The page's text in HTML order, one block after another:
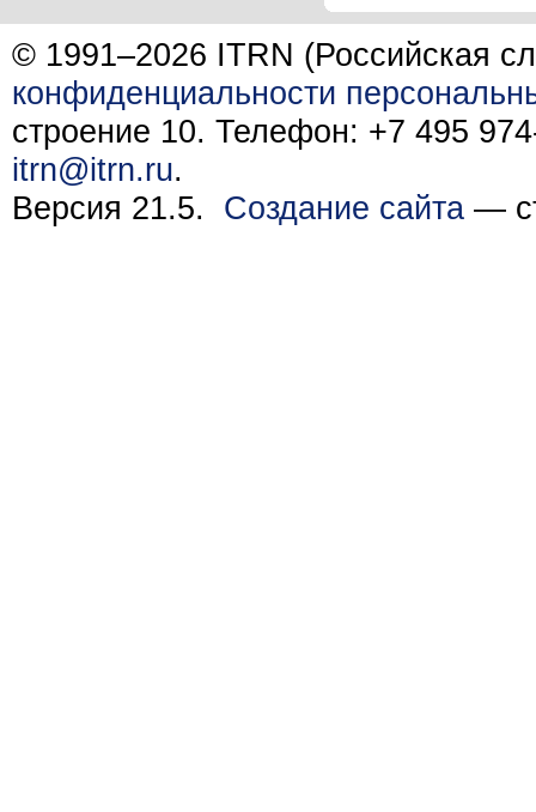
© 1991–2026 ITRN (Российская
конфиденциальности
строение 10. Телефон: +7 495
itrn@itrn.ru.
Версия 21.5. Создание сайта —